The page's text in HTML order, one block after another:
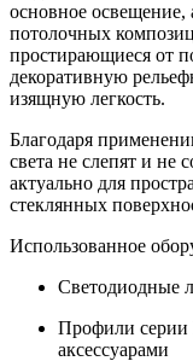
основное освещение,
потолочных
простирающиеся от
декоративную
изящную легкость.
Благодаря
света не слепят и не
актуально для
стеклянных
Использованное
Светодиодные
Профили
аксессуарами